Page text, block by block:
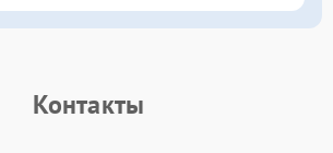
Контакты